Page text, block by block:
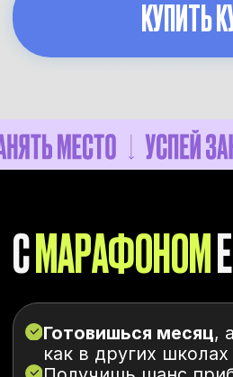
все прототипы задач ЕГЭ
Нейрокуратор «Ярик»:
ИИ-
на любой вопрос
16 000₽ 11 199 ₽ за весь курс
проверкой от наставника
Марафон из 4-6 пробников
с проверкой от наставника
Разбор варианта Дальнего
Востокав день экзамена